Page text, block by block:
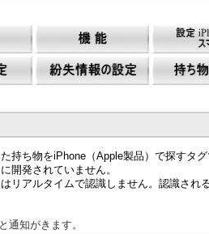
持ち物をiPhone（Apple製品）で探すタ
開発されていません。
リアルタイムで認識しません。認識され
通知がきます。